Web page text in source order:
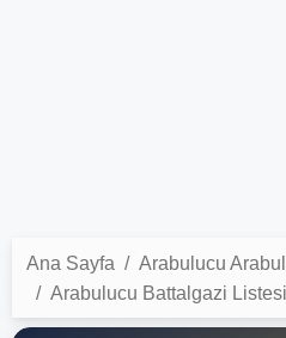
Ana Sayfa
Arabulucu
Arabulucu Battalgazi Listesi